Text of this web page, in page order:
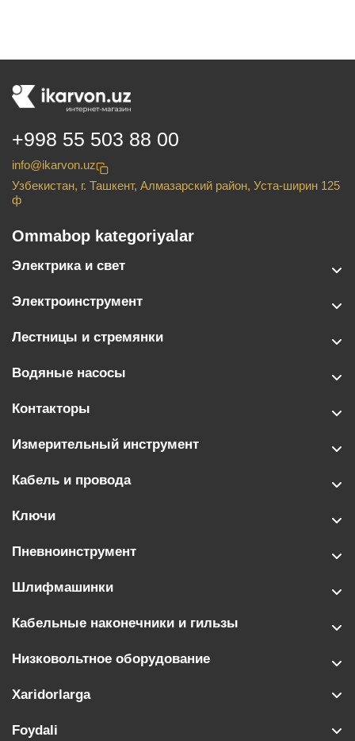
+998 55 503 88 00
info@ikarvon.uz
Узбекистан, г. Ташкент, Алмазарский район, Уста-ширин 125
ф
Ommabop kategoriyalar
Электрика и свет
Электроинструмент
Лестницы и стремянки
Водяные насосы
Контакторы
Измерительный инструмент
Кабель и провода
Ключи
Пневноинструмент
Шлифмашинки
Кабельные наконечники и гильзы
Низковольтное оборудование
Xaridorlarga
Foydali